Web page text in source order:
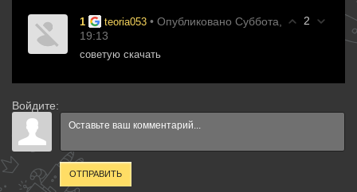
2
1 teoria053 • Опубликовано Суббота,
19:13
советую скачать
Войдите:
ОТПРАВИТЬ